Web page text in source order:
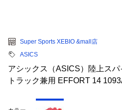
Super Sports XEBIO &mall店
ASICS
アシックス（ASICS）陸上ス
トラック兼用 EFFORT 14